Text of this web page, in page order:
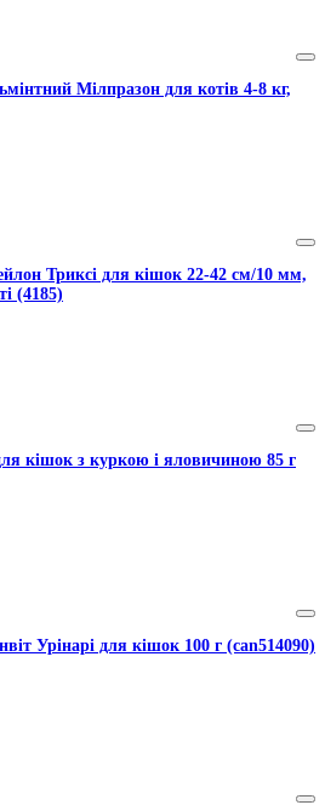
Мілпразон для котів 4-8 кг,
Триксі для кішок 22-42 см/10 мм,
(4185)
кішок з куркою і яловичиною 85 г
Урінарі для кішок 100 г (can514090)